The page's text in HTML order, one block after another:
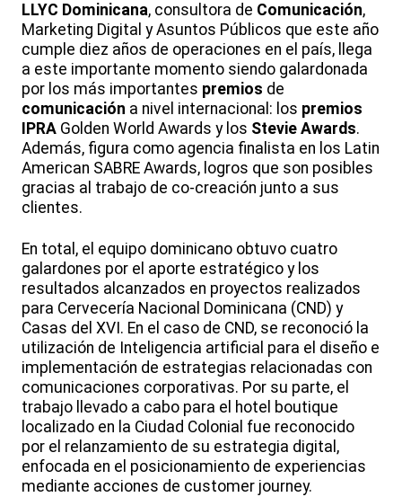
LLYC Dominicana, consultora de Comunicación,
Marketing Digital y Asuntos Públicos que este año
cumple diez años de operaciones en el país, llega
a este importante momento siendo galardonada
por los más importantes premios de
comunicación a nivel internacional: los premios
IPRA Golden World Awards y los Stevie Awards.
Además, figura como agencia finalista en los Latin
American SABRE Awards, logros que son posibles
gracias al trabajo de co-creación junto a sus
clientes.
En total, el equipo dominicano obtuvo cuatro
galardones por el aporte estratégico y los
resultados alcanzados en proyectos realizados
para Cervecería Nacional Dominicana (CND) y
Casas del XVI. En el caso de CND, se reconoció la
utilización de Inteligencia artificial para el diseño e
implementación de estrategias relacionadas con
comunicaciones corporativas. Por su parte, el
trabajo llevado a cabo para el hotel boutique
localizado en la Ciudad Colonial fue reconocido
por el relanzamiento de su estrategia digital,
enfocada en el posicionamiento de experiencias
mediante acciones de customer journey.